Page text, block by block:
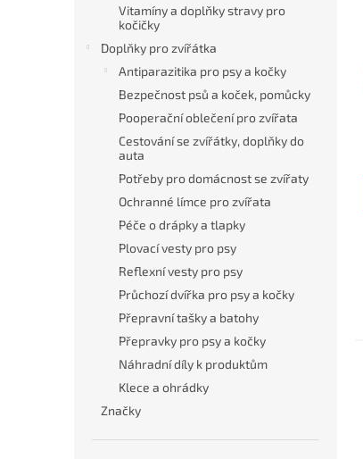
Vitamíny a doplňky stravy pro
kočičky
Doplňky pro zvířátka
Antiparazitika pro psy a kočky
Bezpečnost psů a koček, pomůcky
Pooperační oblečení pro zvířata
Cestování se zvířátky, doplňky do
auta
Potřeby pro domácnost se zvířaty
Ochranné límce pro zvířata
Péče o drápky a tlapky
Plovací vesty pro psy
Reflexní vesty pro psy
Průchozí dvířka pro psy a kočky
Přepravní tašky a batohy
Přepravky pro psy a kočky
Náhradní díly k produktům
Klece a ohrádky
Značky